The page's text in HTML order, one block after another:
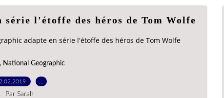
l'étoffe des héros de Tom Wolfe
adapte en série l'étoffe des héros de Tom Wolfe
National Geographic
Par Sarah